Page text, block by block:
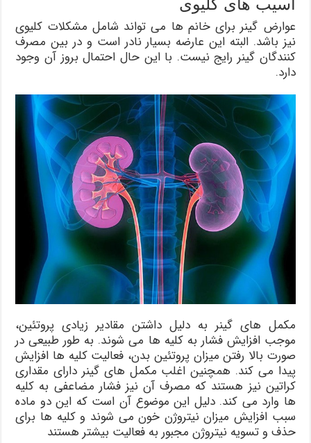
عوارض گینر برای خانم ها می تواند شامل مشکلات کلیوی
نیز باشد. البته این عارضه بسیار نادر است و در بین مصرف
کنندگان گینر رایج نیست. با این حال احتمال بروز آن وجود
دارد.
مکمل های گینر به دلیل داشتن مقادیر زیادی پروتئین،
موجب افزایش فشار به کلیه ها می شوند. به طور طبیعی در
صورت بالا رفتن میزان پروتئین بدن، فعالیت کلیه ها افزایش
پیدا می کند. همچنین اغلب مکمل های گینر دارای مقداری
کراتین نیز هستند که مصرف آن نیز فشار مضاعفی به کلیه
ها وارد می کند. دلیل این موضوع آن است که این دو ماده
سبب افزایش میزان نیتروژن خون می شوند و کلیه ها برای
حذف و تسویه نیتروژن مجبور به فعالیت بیشتر هستند